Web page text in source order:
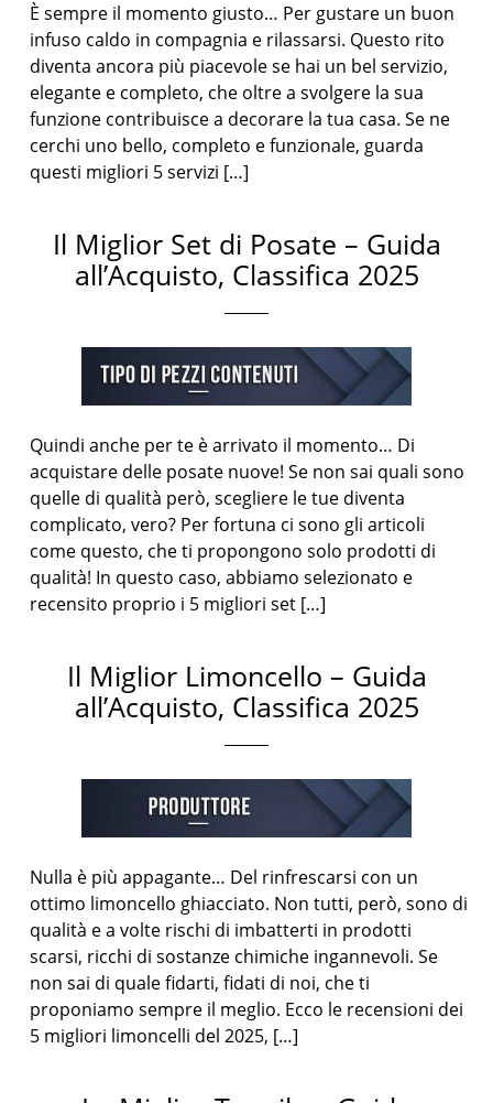
È sempre il momento giusto… Per gustare un buon
infuso caldo in compagnia e rilassarsi. Questo rito
diventa ancora più piacevole se hai un bel servizio,
elegante e completo, che oltre a svolgere la sua
funzione contribuisce a decorare la tua casa. Se ne
cerchi uno bello, completo e funzionale, guarda
questi migliori 5 servizi […]
Il Miglior Set di Posate – Guida
all’Acquisto, Classifica 2025
Quindi anche per te è arrivato il momento… Di
acquistare delle posate nuove! Se non sai quali sono
quelle di qualità però, scegliere le tue diventa
complicato, vero? Per fortuna ci sono gli articoli
come questo, che ti propongono solo prodotti di
qualità! In questo caso, abbiamo selezionato e
recensito proprio i 5 migliori set […]
Il Miglior Limoncello – Guida
all’Acquisto, Classifica 2025
Nulla è più appagante… Del rinfrescarsi con un
ottimo limoncello ghiacciato. Non tutti, però, sono di
qualità e a volte rischi di imbatterti in prodotti
scarsi, ricchi di sostanze chimiche ingannevoli. Se
non sai di quale fidarti, fidati di noi, che ti
proponiamo sempre il meglio. Ecco le recensioni dei
5 migliori limoncelli del 2025, […]